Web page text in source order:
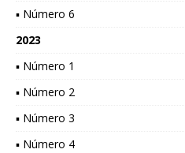
▪ Número 6
2023
▪ Número 1
▪ Número 2
▪ Número 3
▪ Número 4